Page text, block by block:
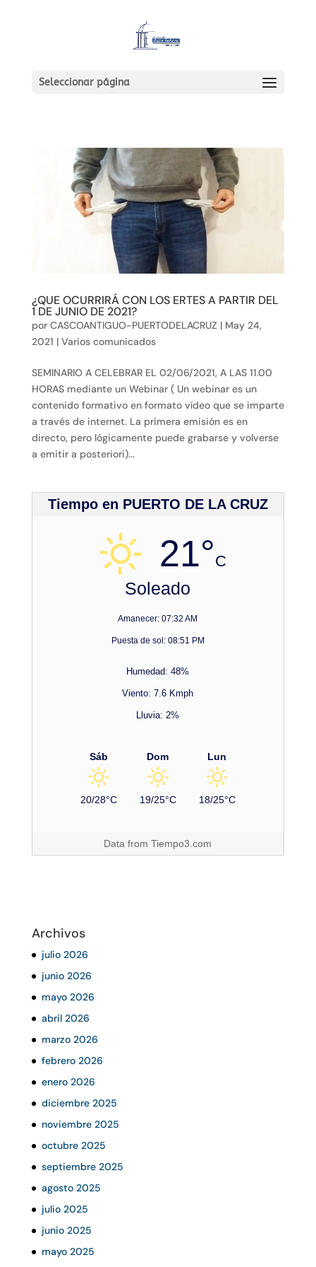
Seleccionar página
¿QUE OCURRIRÁ CON LOS ERTES A PARTIR DEL
1 DE JUNIO DE 2021?
por CASCOANTIGUO-PUERTODELACRUZ | May 24,
2021 | Varios comunicados
SEMINARIO A CELEBRAR EL 02/06/2021, A LAS 11.00
HORAS mediante un Webinar ( Un webinar es un
contenido formativo en formato vídeo que se imparte
a través de internet. La primera emisión es en
directo, pero lógicamente puede grabarse y volverse
a emitir a posteriori)...
Tiempo en PUERTO DE LA CRUZ
21°C
Soleado
Amanecer: 07:32 AM
Puesta de sol: 08:51 PM
Humedad: 48%
Viento: 7.6 Kmph
Lluvia: 2%
Sáb
20/28°C
Dom
19/25°C
Lun
18/25°C
Data fromTiempo3.com
Archivos
julio 2026
junio 2026
mayo 2026
abril 2026
marzo 2026
febrero 2026
enero 2026
diciembre 2025
noviembre 2025
octubre 2025
septiembre 2025
agosto 2025
julio 2025
junio 2025
mayo 2025